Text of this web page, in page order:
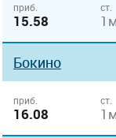
приб.
15.58
ст.
Бокино
приб.
16.08
ст.